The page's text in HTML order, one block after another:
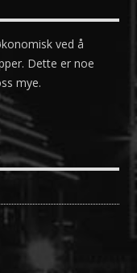
ved å
Dette er noe
mye.